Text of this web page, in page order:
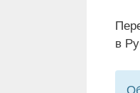
в